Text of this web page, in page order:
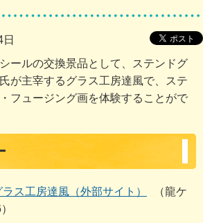
ールの交換景品として、ステンドグ
が主宰するグラス工房達風で、ステ
フュージング画を体験することがで
ラス工房達風（外部サイト）
（龍ケ